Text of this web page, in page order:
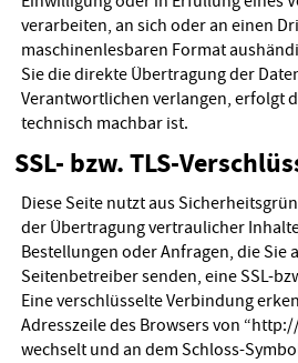
verarbeiten, an sich oder an einen
maschinenlesbaren Format
Sie die direkte Übertragung der
Verantwortlichen verlangen, erfolgt
technisch machbar ist.
SSL- bzw. TLS-
Diese Seite nutzt aus
der Übertragung vertraulicher
Bestellungen oder Anfragen, die Sie
Seitenbetreiber senden, eine SSL-
Eine verschlüsselte Verbindung
Adresszeile des Browsers von
wechselt und an dem Schloss-